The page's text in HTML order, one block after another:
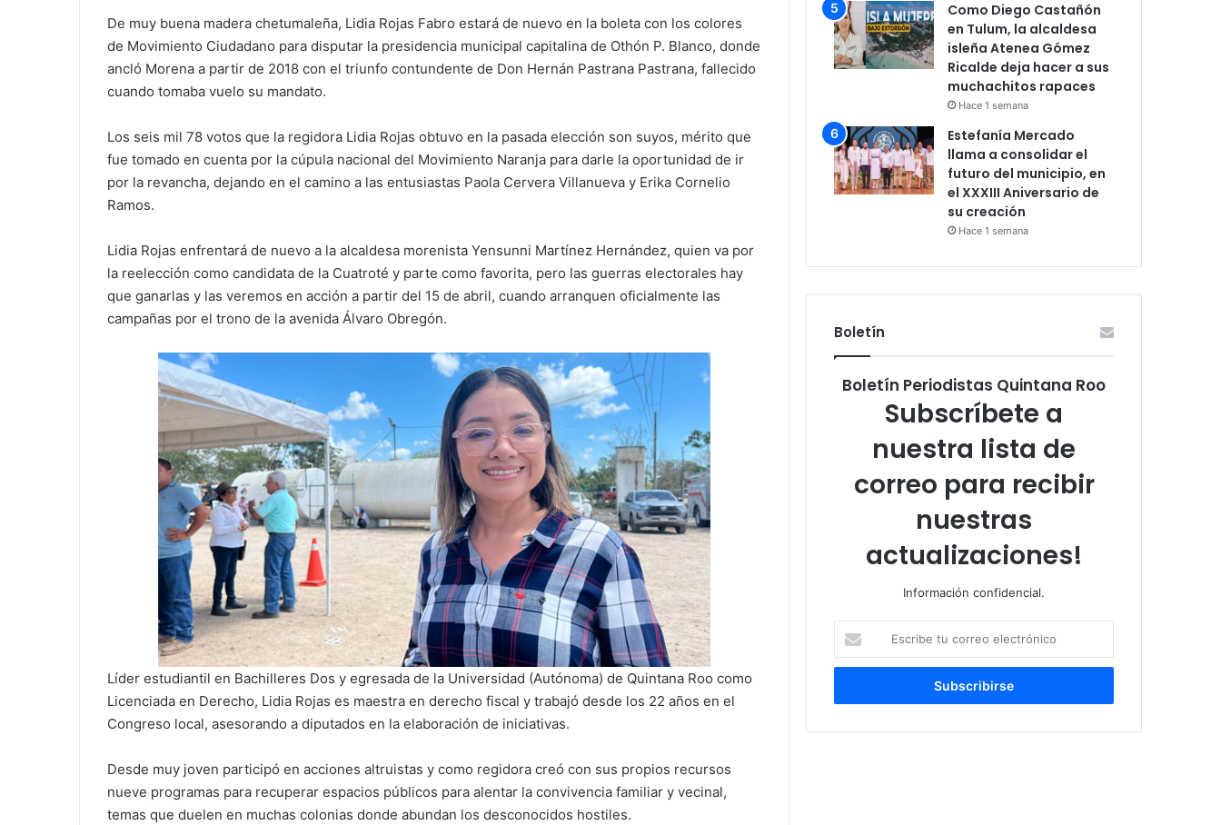
De muy buena madera chetumaleña, Lidia Rojas Fabro estará de nuevo en la boleta con los colores
de Movimiento Ciudadano para disputar la presidencia municipal capitalina de Othón P. Blanco, donde
ancló Morena a partir de 2018 con el triunfo contundente de Don Hernán Pastrana Pastrana, fallecido
cuando tomaba vuelo su mandato.
Los seis mil 78 votos que la regidora Lidia Rojas obtuvo en la pasada elección son suyos, mérito que
fue tomado en cuenta por la cúpula nacional del Movimiento Naranja para darle la oportunidad de ir
por la revancha, dejando en el camino a las entusiastas Paola Cervera Villanueva y Erika Cornelio
Ramos.
Lidia Rojas enfrentará de nuevo a la alcaldesa morenista Yensunni Martínez Hernández, quien va por
la reelección como candidata de la Cuatroté y parte como favorita, pero las guerras electorales hay
que ganarlas y las veremos en acción a partir del 15 de abril, cuando arranquen oficialmente las
campañas por el trono de la avenida Álvaro Obregón.
Líder estudiantil en Bachilleres Dos y egresada de la Universidad (Autónoma) de Quintana Roo como
Licenciada en Derecho, Lidia Rojas es maestra en derecho fiscal y trabajó desde los 22 años en el
Congreso local, asesorando a diputados en la elaboración de iniciativas.
Desde muy joven participó en acciones altruistas y como regidora creó con sus propios recursos
nueve programas para recuperar espacios públicos para alentar la convivencia familiar y vecinal,
temas que duelen en muchas colonias donde abundan los desconocidos hostiles.
Como Diego Castañón
en Tulum, la alcaldesa
isleña Atenea Gómez
Ricalde deja hacer a sus
muchachitos rapaces
Hace 1 semana
Estefanía Mercado
llama a consolidar el
futuro del municipio, en
el XXXIII Aniversario de
su creación
Hace 1 semana
Boletín
Boletín Periodistas Quintana Roo
Subscríbete a
nuestra lista de
correo para recibir
nuestras
actualizaciones!
Información confidencial.
tu
correo